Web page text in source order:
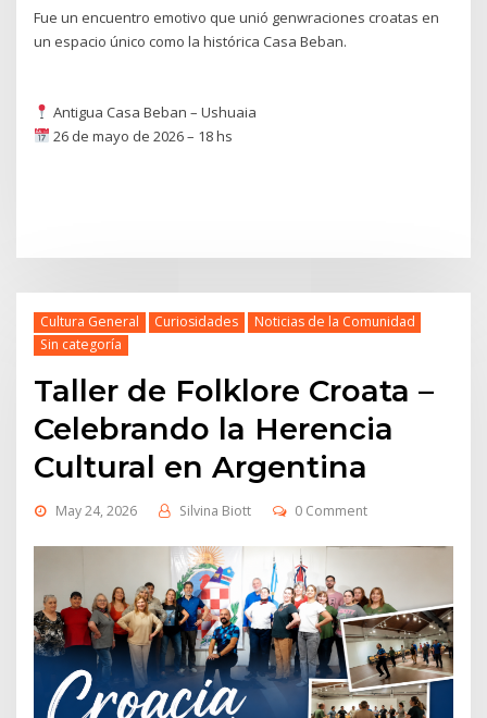
Fue un encuentro emotivo que unió genwraciones croatas en
un espacio único como la histórica Casa Beban.
Antigua Casa Beban – Ushuaia
26 de mayo de 2026 – 18 hs
Cultura General Curiosidades
Noticias de la Comunidad
Sin categoría
Taller de Folklore Croata –
Celebrando la Herencia
Cultural en Argentina
May 24, 2026 Silvina Biott 0 Comment